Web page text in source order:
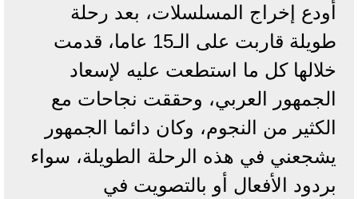
أودع إخراج المسلسلات، بعد رحلة
طويلة قاربت على الـ15 عاما، قدمت
خلالها كل ما استطعت عليه لإسعاد
الجمهور العربي، وحققت نجاحات مع
الكثير من النجوم، وكان دائما الجمهور
يشجعني في هذه الرحلة الطويلة، سواء
بردود الأفعال أو بالتصويت في